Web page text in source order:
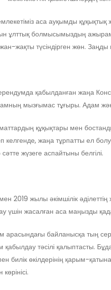
аса ауқымды құқықтық
ұлттық болмысымыздың
жақты түсіндірген жөн.
қабылданған жаңа
мызғымас тұғыры. Адам
құқықтары мен
келгенде, жаңа тұрпатты ел
жүзеге аспайтыны белгілі.
2019 жылы әкімшілік
үшін жасалған аса маңызды
арасындағы байланысқа тың
тәсілі қалыптасты.
билік өкілдерінің қарым-